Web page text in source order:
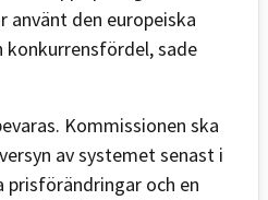
använt den europeiska
sade
Kommissionen ska
av systemet senast i
och en